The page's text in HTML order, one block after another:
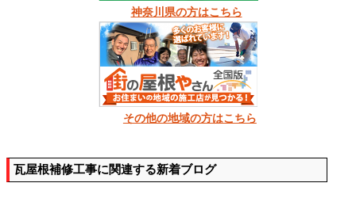
神奈川県の方はこちら
その他の地域の方はこちら
瓦屋根補修工事に関連する新着ブログ